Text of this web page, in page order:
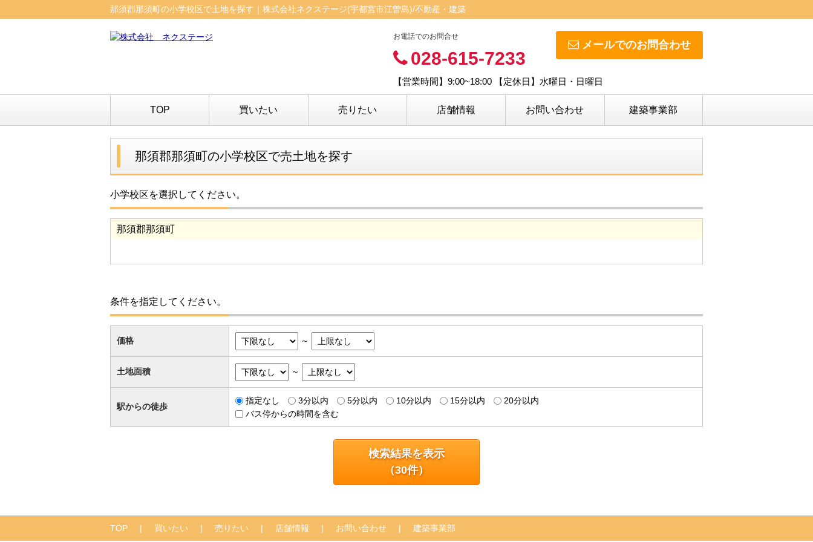
那須郡那須町の小学校区で土地を探す｜株式会社ネクステージ(宇都宮市江曽島)/不動産・建築
メールでのお問合わせ
お電話でのお問合せ
028-615-7233
【営業時間】9:00~18:00 【定休日】水曜日・日曜日
TOP 買いたい 売りたい 店舗情報 お問い合わせ 建築事業部
那須郡那須町の小学校区で売土地を探す
小学校区を選択してください。
那須郡那須町
条件を指定してください。
価格 ～
土地面積 ～
駅からの徒歩
指定なし 3分以内 5分以内 10分以内 15分以内
20分以内
バス停からの時間を含む
検索結果を表示
（30件）
TOP 買いたい 売りたい 店舗情報 お問い合わせ 建築事業部